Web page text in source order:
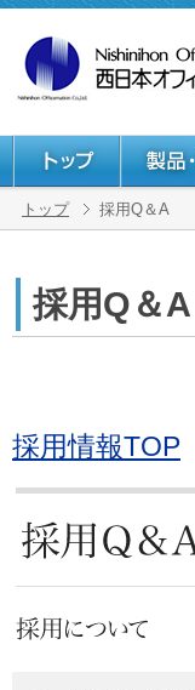
トップ 採用Q＆A
採用Q＆A
採用情報TOP